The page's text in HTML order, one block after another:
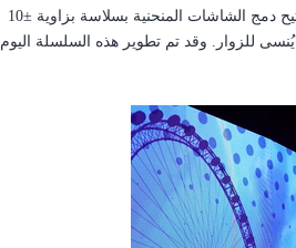
تجربة بصرية آسرة على الحضور. وتشتهر هذه الشاشة "بتعدد وظائفها وأشكالها"، مما يُتيح دمج الشاشات المنحنية بسلاسة بزاوية ±10
للزوار.
وقد تم تطوير هذه السلسلة اليوم